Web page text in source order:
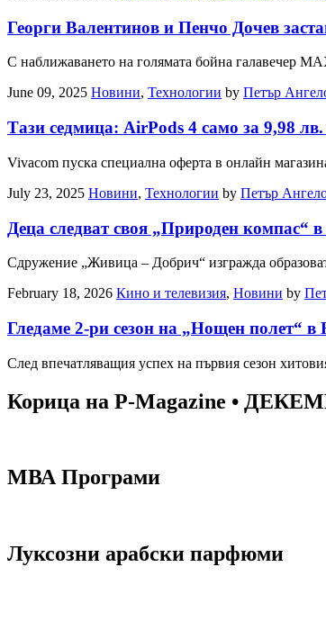
Георги Валентинов и Пенчо Дочев
С наближаването на голямата бойна галавечер
June 09, 2025 Новини, Технологии by Петър
Тази седмица: AirPods 4 само за 9,98
Vivacom пуска специална оферта в онлайн
July 23, 2025 Новини, Технологии by Петър
Деца следват своя „Природен компас“
Сдружение „Живица – Добрич“ изгражда
February 18, 2026 Кино и телевизия, Новини by
Гледаме 2-ри сезон на „Нощен полет“ в
След впечатляващия успех на първия сезон
Корица на P-Magazine •
МВА Програми
Луксозни арабски парфюми